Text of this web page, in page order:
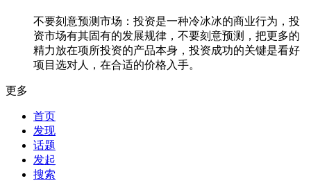
不要刻意预测市场：投资是一种冷冰冰的商业行为，投
资市场有其固有的发展规律，不要刻意预测，把更多的
精力放在项所投资的产品本身，投资成功的关键是看好
项目选对人，在合适的价格入手。
更多
首页
发现
话题
发起
搜索